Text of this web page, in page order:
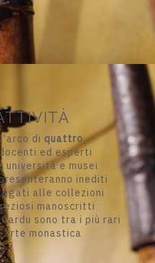
di quattro
ed esperti
e musei
inediti
alle collezioni
manoscritti
sono tra i più rari
monastica